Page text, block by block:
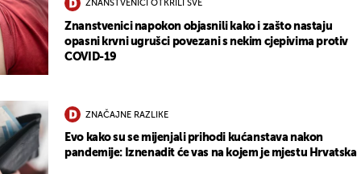
ZNANSTVENICI OTKRILI SVE
Znanstvenici napokon objasnili kako i zašto nastaju
opasni krvni ugrušci povezani s nekim cjepivima protiv
COVID-19
ZNAČAJNE RAZLIKE
Evo kako su se mijenjali prihodi kućanstava nakon
pandemije: Iznenadit će vas na kojem je mjestu Hrvatska